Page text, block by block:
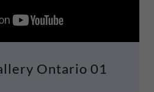
Ontario 01